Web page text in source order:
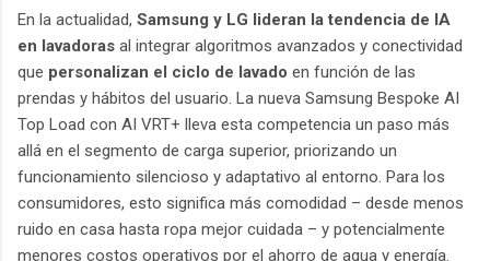
En la actualidad, Samsung y LG lideran la tendencia de IA
en lavadoras al integrar algoritmos avanzados y conectividad
que personalizan el ciclo de lavado en función de las
prendas y hábitos del usuario. La nueva Samsung Bespoke AI
Top Load con AI VRT+ lleva esta competencia un paso más
allá en el segmento de carga superior, priorizando un
funcionamiento silencioso y adaptativo al entorno. Para los
consumidores, esto significa más comodidad – desde menos
ruido en casa hasta ropa mejor cuidada – y potencialmente
menores costos operativos por el ahorro de agua y energía.